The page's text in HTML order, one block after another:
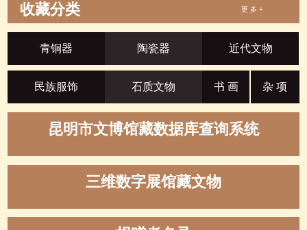
收藏分类 更 多 +
青铜器 陶瓷器 近代文物
民族服饰 石质文物 书 画 杂 项
昆明市文博馆藏数据库查询系统
三维数字展馆藏文物